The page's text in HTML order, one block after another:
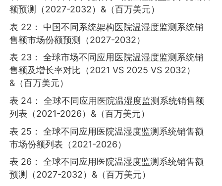
额预测（2027-2032）&（百万美元）
表 22： 中国不同系统架构医院温湿度监测系统销
售额市场份额预测（2027-2032）
表 23： 全球市场不同应用医院温湿度监测系统销
售额及增长率对比（2021 VS 2025 VS 2032）
&（百万美元）
表 24： 全球不同应用医院温湿度监测系统销售额
列表（2021-2026）&（百万美元）
表 25： 全球不同应用医院温湿度监测系统销售额
市场份额列表（2021-2026）
表 26： 全球不同应用医院温湿度监测系统销售额
预测（2027-2032）&（百万美元）